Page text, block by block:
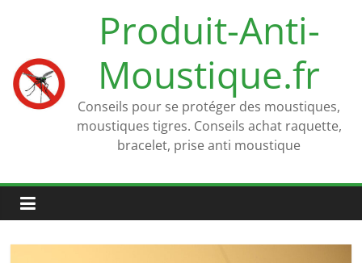
Produit-Anti-
Moustique.fr
Conseils pour se protéger des moustiques,
moustiques tigres. Conseils achat raquette,
bracelet, prise anti moustique